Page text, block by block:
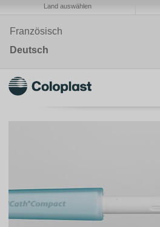
Land auswählen
Französisch
Deutsch